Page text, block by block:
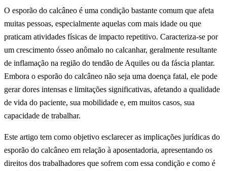
O esporão do calcâneo é uma condição bastante comum que afeta
muitas pessoas, especialmente aquelas com mais idade ou que
praticam atividades físicas de impacto repetitivo. Caracteriza-se por
um crescimento ósseo anômalo no calcanhar, geralmente resultante
de inflamação na região do tendão de Aquiles ou da fáscia plantar.
Embora o esporão do calcâneo não seja uma doença fatal, ele pode
gerar dores intensas e limitações significativas, afetando a qualidade
de vida do paciente, sua mobilidade e, em muitos casos, sua
capacidade de trabalhar.
Este artigo tem como objetivo esclarecer as implicações jurídicas do
esporão do calcâneo em relação à aposentadoria, apresentando os
direitos dos trabalhadores que sofrem com essa condição e como é